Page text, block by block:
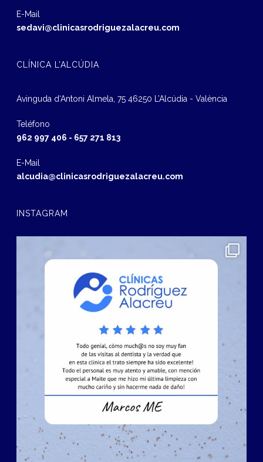
E-Mail
sedavi@clinicasrodriguezalacreu.com
CLÍNICA L’ALCÚDIA
Avinguda d‘Antoni Almela, 75 46250 L’Alcúdia - València
Teléfono
962 997 406 - 657 271 813
E-Mail
alcudia@clinicasrodriguezalacreu.com
INSTAGRAM